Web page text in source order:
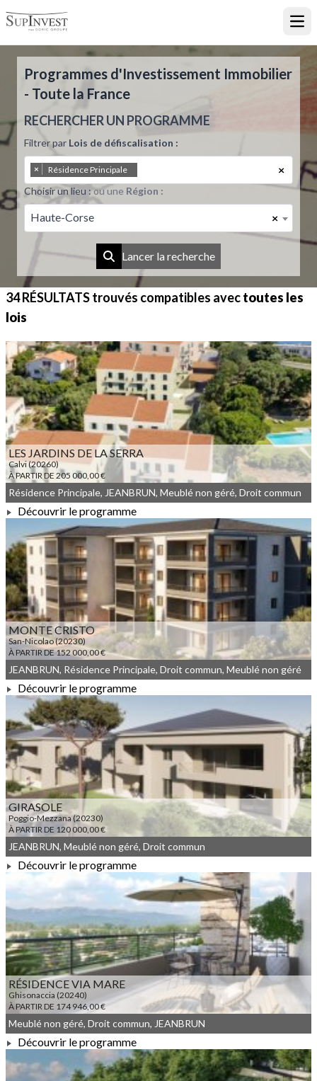
Programmes d'Investissement Immobilier
- Toute la France
RECHERCHER UN PROGRAMME
Filtrer par Lois de défiscalisation :
×
× Résidence Principale
Choisir un lieu :ou une Région :
×
Haute-Corse
Lancer la recherche
34 RÉSULTATStrouvés compatibles avectoutes les
lois
LES JARDINS DE LA SERRA
Calvi (20260)
À PARTIR DE 205 000,00 €
À PARTIR DE 205 000,00 €
Résidence Principale, JEANBRUN, Meublé non géré, Droit commun
Découvrir le programme
MONTE CRISTO
San-Nicolao (20230)
À PARTIR DE 152 000,00 €
À PARTIR DE 152 000,00 €
JEANBRUN, Résidence Principale, Droit commun, Meublé non géré
Découvrir le programme
GIRASOLE
Poggio-Mezzana (20230)
À PARTIR DE 120 000,00 €
À PARTIR DE 120 000,00 €
JEANBRUN, Meublé non géré, Droit commun
Découvrir le programme
RÉSIDENCE VIA MARE
Ghisonaccia (20240)
À PARTIR DE 174 946,00 €
Meublé non géré, Droit commun, JEANBRUN
Découvrir le programme